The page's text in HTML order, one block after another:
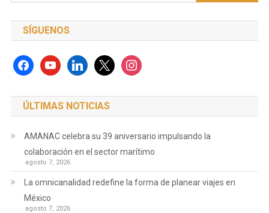
SÍGUENOS
facebookyoutubelinkedinx instagram
ÚLTIMAS NOTICIAS
AMANAC celebra su 39 aniversario impulsando la
colaboración en el sector marítimo
agosto 7, 2026
La omnicanalidad redefine la forma de planear viajes en
México
agosto 7, 2026